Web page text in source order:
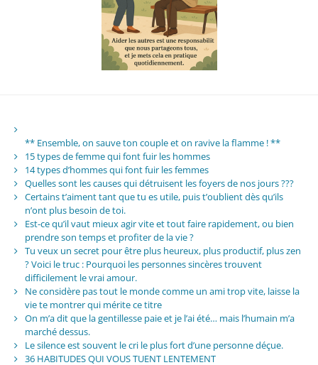
** Ensemble, on sauve ton couple et on ravive la flamme ! **
15 types de femme qui font fuir les hommes
14 types d’hommes qui font fuir les femmes
Quelles sont les causes qui détruisent les foyers de nos jours ???
Certains t’aiment tant que tu es utile, puis t’oublient dès qu’ils
n’ont plus besoin de toi.
Est-ce qu’il vaut mieux agir vite et tout faire rapidement, ou bien
prendre son temps et profiter de la vie ?
Tu veux un secret pour être plus heureux, plus productif, plus zen
? Voici le truc : Pourquoi les personnes sincères trouvent
difficilement le vrai amour.
Ne considère pas tout le monde comme un ami trop vite, laisse la
vie te montrer qui mérite ce titre
On m’a dit que la gentillesse paie et je l’ai été… mais l’humain m’a
marché dessus.
Le silence est souvent le cri le plus fort d’une personne déçue.
36 HABITUDES QUI VOUS TUENT LENTEMENT